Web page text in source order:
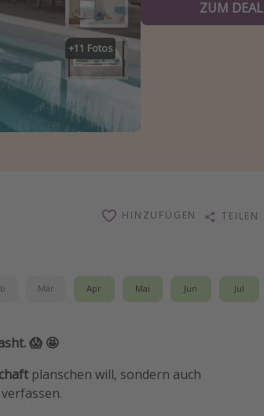
+11 Fotos
ZUM DEAL
HINZUFÜGEN TEILEN
Mär Apr Mai Jun Jul
😱 🤩
planschen will, sondern auch